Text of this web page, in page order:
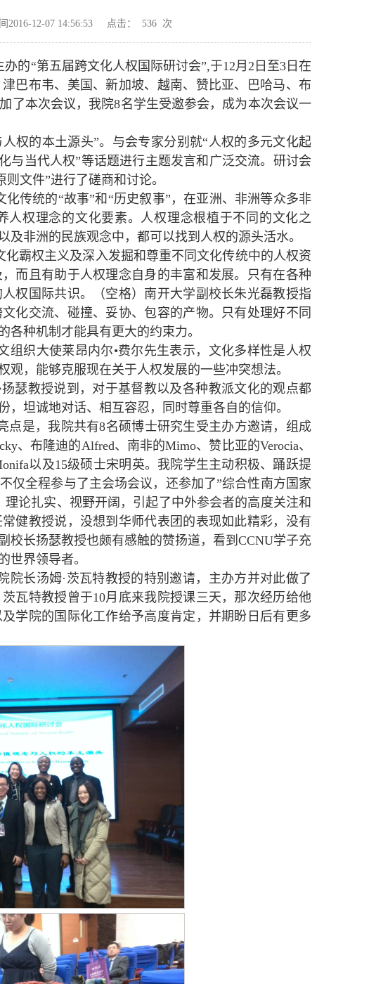
2016-12-07 14:56:53 点击： 536 次
的“第五届跨文化人权国际研讨会”,于12月2日至3日在
巴布韦、美国、新加坡、越南、赞比亚、巴哈马、布
了本次会议，我院8名学生受邀参会，成为本次会议一
权的本土源头”。与会专家分别就“人权的多元文化起
与当代人权”等话题进行主题发言和广泛交流。研讨会
文件”进行了磋商和讨论。
传统的“故事”和“历史叙事”，在亚洲、非洲等众多非
权理念的文化要素。人权理念根植于不同的文化之
非洲的民族观念中，都可以找到人权的源头活水。
霸权主义及深入发掘和尊重不同文化传统中的人权资
而且有助于人权理念自身的丰富和发展。只有在各种
权国际共识。（空格）南开大学副校长朱光磊教授指
化交流、碰撞、妥协、包容的产物。只有处理好不同
种机制才能具有更大的约束力。
织大使莱昂内尔•费尔先生表示，文化多样性是人权
，能够克服现在关于人权发展的一些冲突想法。
瑟教授说到，对于基督教以及各种教派文化的观点都
坦诚地对话、相互容忍，同时尊重各自的信仰。
是，我院共有8名硕博士研究生受主办方邀请，组成
、布隆迪的Alfred、南非的Mimo、赞比亚的Verocia、
以及15级硕士宋明英。我院学生主动积极、踊跃提
仅全程参与了主会场会议，还参加了”综合性南方国家
论扎实、视野开阔，引起了中外参会者的高度关注和
健教授说，没想到华师代表团的表现如此精彩，没有
校长扬瑟教授也颇有感触的赞扬道，看到CCNU学子充
世界领导者。
长汤姆·茨瓦特教授的特别邀请，主办方并对此做了
瓦特教授曾于10月底来我院授课三天，那次经历给他
学院的国际化工作给予高度肯定，并期盼日后有更多